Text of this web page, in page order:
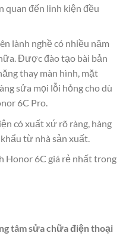
quan đến linh kiện đều
lành nghề có nhiều năm
Được đào tạo bài bản
thay màn hình, mặt
sửa mọi lỗi hỏng cho dù
6C Pro.
có xuất xứ rõ ràng, hàng
từ nhà sản xuất.
Honor 6C giá rẻ nhất trong
tâm sửa chữa điện thoại